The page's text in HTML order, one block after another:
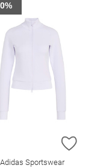
HINZUFÜGEN
ZUR
Adidas Sportswear